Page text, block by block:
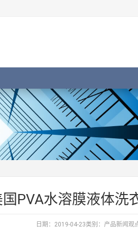
国PVA水溶膜液体洗
日期：2019-04-23类别： 产品新闻观